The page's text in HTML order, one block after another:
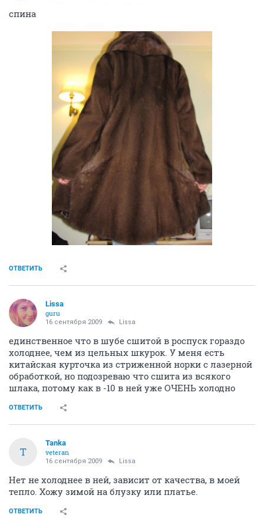
спина
ОТВЕТИТЬ
Lissa
guru
16 сентября 2009 Lissa
единственное что в шубе сшитой в роспуск гораздо
холоднее, чем из цельных шкурок. У меня есть
китайская курточка из стриженной норки с лазерной
обработкой, но подозреваю что сшита из всякого
шлака, потому как в -10 в ней уже ОЧЕНЬ холодно
ОТВЕТИТЬ
T
Tanka
veteran
16 сентября 2009 Lissa
Нет не холоднее в ней, зависит от качества, в моей
тепло. Хожу зимой на блузку или платье.
ОТВЕТИТЬ